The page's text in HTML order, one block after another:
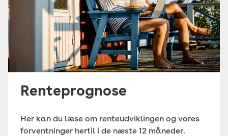
Renteprognose
Her kan du læse om renteudviklingen og vores
forventninger hertil i de næste 12 måneder.